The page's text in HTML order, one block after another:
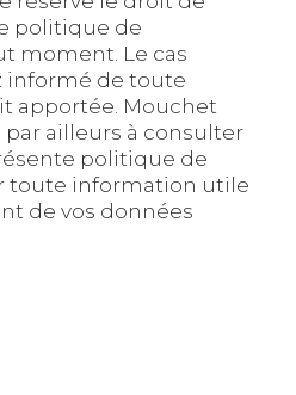
politique de
moment. Le cas
informé de toute
apportée. Mouchet
par ailleurs à consulter
politique de
toute information utile
de vos données